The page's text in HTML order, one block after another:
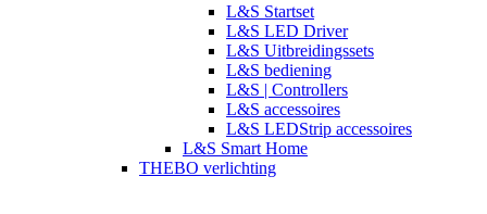
L&S Startset
L&S LED Driver
L&S Uitbreidingssets
L&S bediening
L&S | Controllers
L&S accessoires
L&S LEDStrip accessoires
L&S Smart Home
THEBO verlichting